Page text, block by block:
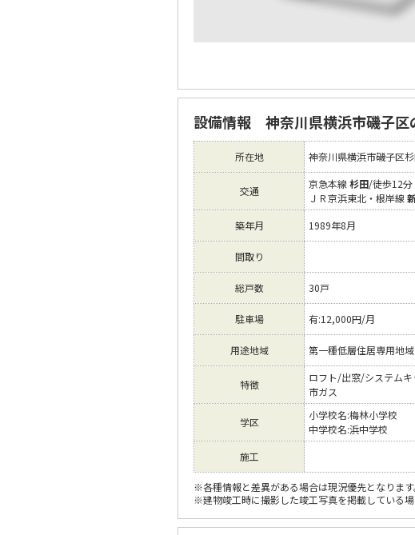
設備情報 神奈川県横浜市磯子区
所在地 神奈川県横浜市磯子区
交通
京急本線 杉田/徒歩12分
ＪＲ京浜東北・根岸線
築年月
1989年8月
間取り
総戸数 30戸
駐車場 有:12,000円/月
用途地域 第一種低層住居専用地域
特徴
ロフト/出窓/システム
市ガス
学区
小学校名:梅林小学校
中学校名:浜中学校
施工
※各種情報と差異がある場合は現況優先となります
※建物竣工時に撮影した竣工写真を掲載している